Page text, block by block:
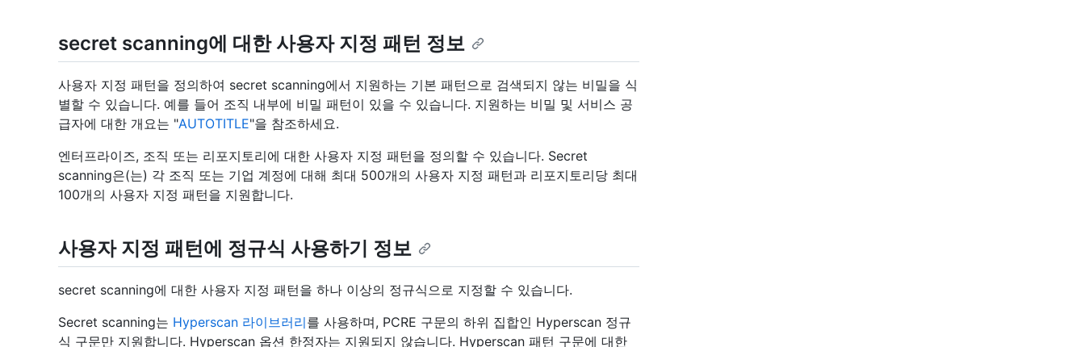
secret scanning에 대한 사용자 지정 패턴 정보
사용자 지정 패턴을 정의하여 secret scanning에서 지원하는 기본 패턴으로 검색되지 않는 비밀을 식
별할 수 있습니다. 예를 들어 조직 내부에 비밀 패턴이 있을 수 있습니다. 지원하는 비밀 및 서비스 공
급자에 대한 개요는 "‭‬AUTOTITLE‭‬"을 참조하세요.
엔터프라이즈, 조직 또는 리포지토리에 대한 사용자 지정 패턴을 정의할 수 있습니다. Secret
scanning은(는) 각 조직 또는 기업 계정에 대해 최대 500개의 사용자 지정 패턴과 리포지토리당 최대
100개의 사용자 지정 패턴을 지원합니다.
사용자 지정 패턴에 정규식 사용하기 정보
secret scanning에 대한 사용자 지정 패턴을 하나 이상의 정규식으로 지정할 수 있습니다.
Secret scanning는 Hyperscan 라이브러리를 사용하며, PCRE 구문의 하위 집합인 Hyperscan 정규
식 구문만 지원합니다. Hyperscan 옵션 한정자는 지원되지 않습니다. Hyperscan 패턴 구문에 대한